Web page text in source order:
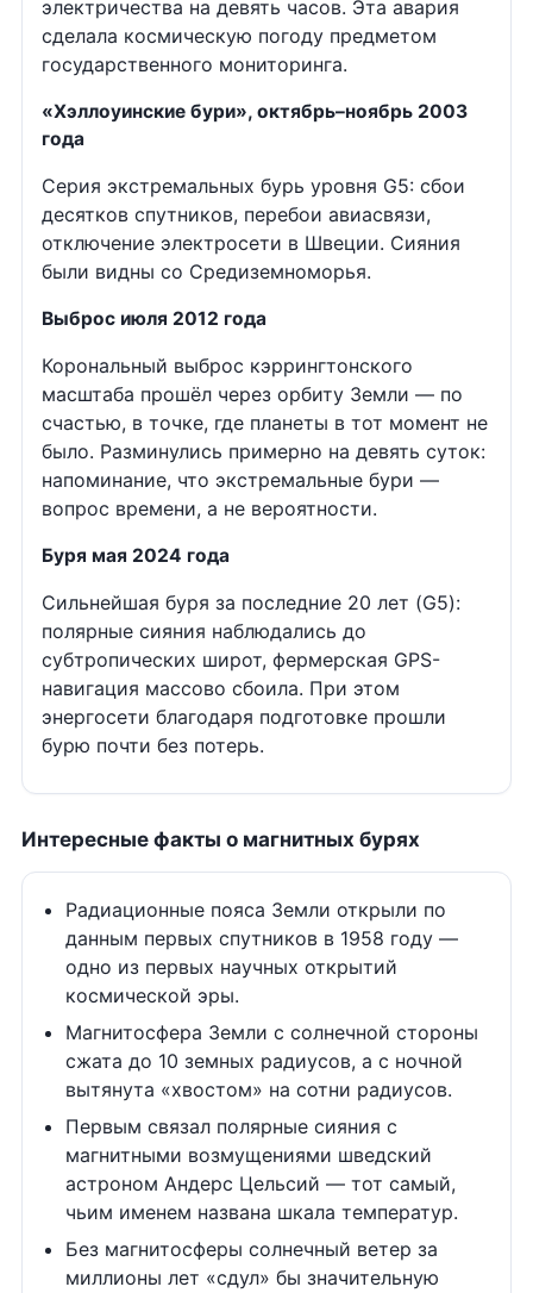
электричества на девять часов. Эта авария
сделала космическую погоду предметом
государственного мониторинга.
«Хэллоуинские бури», октябрь–ноябрь 2003
года
Серия экстремальных бурь уровня G5: сбои
десятков спутников, перебои авиасвязи,
отключение электросети в Швеции. Сияния
были видны со Средиземноморья.
Выброс июля 2012 года
Корональный выброс кэррингтонского
масштаба прошёл через орбиту Земли — по
счастью, в точке, где планеты в тот момент не
было. Разминулись примерно на девять суток:
напоминание, что экстремальные бури —
вопрос времени, а не вероятности.
Буря мая 2024 года
Сильнейшая буря за последние 20 лет (G5):
полярные сияния наблюдались до
субтропических широт, фермерская GPS-
навигация массово сбоила. При этом
энергосети благодаря подготовке прошли
бурю почти без потерь.
Интересные факты о магнитных бурях
Радиационные пояса Земли открыли по
данным первых спутников в 1958 году —
одно из первых научных открытий
космической эры.
Магнитосфера Земли с солнечной стороны
сжата до 10 земных радиусов, а с ночной
вытянута «хвостом» на сотни радиусов.
Первым связал полярные сияния с
магнитными возмущениями шведский
астроном Андерс Цельсий — тот самый,
чьим именем названа шкала температур.
Без магнитосферы солнечный ветер за
миллионы лет «сдул» бы значительную